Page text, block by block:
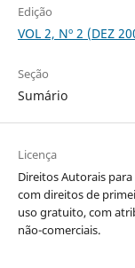
Edição
VOL 2, Nº 2 (DEZ
Seção
Sumário
Licença
Direitos Autorais
com direitos de
uso gratuito, com
não-comerciais.